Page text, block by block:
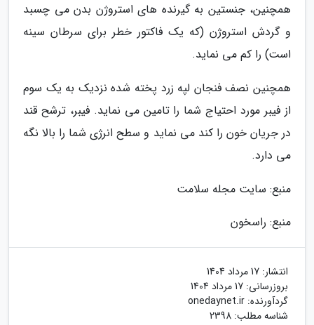
همچنین، جنستین به گیرنده های استروژن بدن می چسبد
و گردش استروژن (که یک فاکتور خطر برای سرطان سینه
است) را کم می نماید.
همچنین نصف فنجان لپه زرد پخته شده نزدیک به یک سوم
از فیبر مورد احتیاج شما را تامین می نماید. فیبر، ترشح قند
در جریان خون را کند می نماید و سطح انرژی شما را بالا نگه
می دارد.
منبع: سایت مجله سلامت
منبع: راسخون
انتشار: 17 مرداد 1404
بروزرسانی: 17 مرداد 1404
گردآورنده: onedaynet.ir
شناسه مطلب: 2398